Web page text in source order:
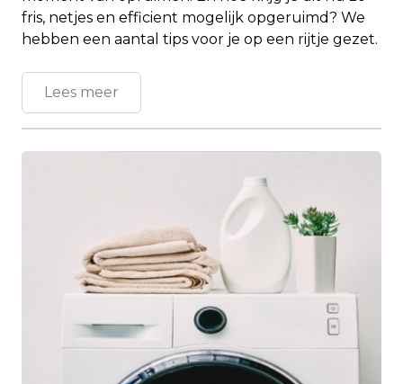
fris, netjes en efficient mogelijk opgeruimd? We
hebben een aantal tips voor je op een rijtje gezet.
Lees meer